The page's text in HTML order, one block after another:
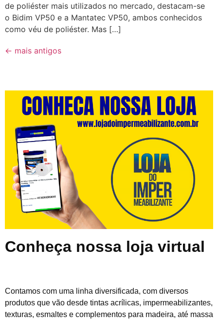
de poliéster mais utilizados no mercado, destacam-se
o Bidim VP50 e a Mantatec VP50, ambos conhecidos
como véu de poliéster. Mas […]
← mais antigos
Conheça nossa loja virtual
Contamos com uma linha diversificada, com diversos
produtos que vão desde tintas acrílicas, impermeabilizantes,
texturas, esmaltes e complementos para madeira, até massa